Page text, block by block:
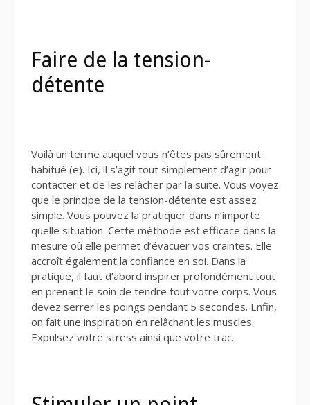
Faire de la tension-
détente
Voilà un terme auquel vous n’êtes pas sûrement
habitué (e). Ici, il s’agit tout simplement d’agir pour
contacter et de les relâcher par la suite. Vous voyez
que le principe de la tension-détente est assez
simple. Vous pouvez la pratiquer dans n’importe
quelle situation. Cette méthode est efficace dans la
mesure où elle permet d’évacuer vos craintes. Elle
accroît également la confiance en soi. Dans la
pratique, il faut d’abord inspirer profondément tout
en prenant le soin de tendre tout votre corps. Vous
devez serrer les poings pendant 5 secondes. Enfin,
on fait une inspiration en relâchant les muscles.
Expulsez votre stress ainsi que votre trac.